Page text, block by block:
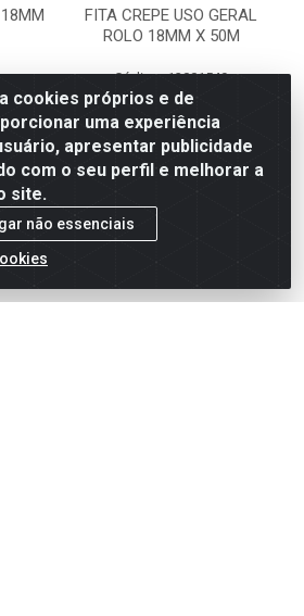
FITA CREPE USO GERAL
ROLO 18MM X 50M
Código: 13001549
Embalagem: CX/36
Solicitar
cookies próprios e de
uma experiência
apresentar publicidade
com o seu perfil e melhorar a
site.
não essenciais